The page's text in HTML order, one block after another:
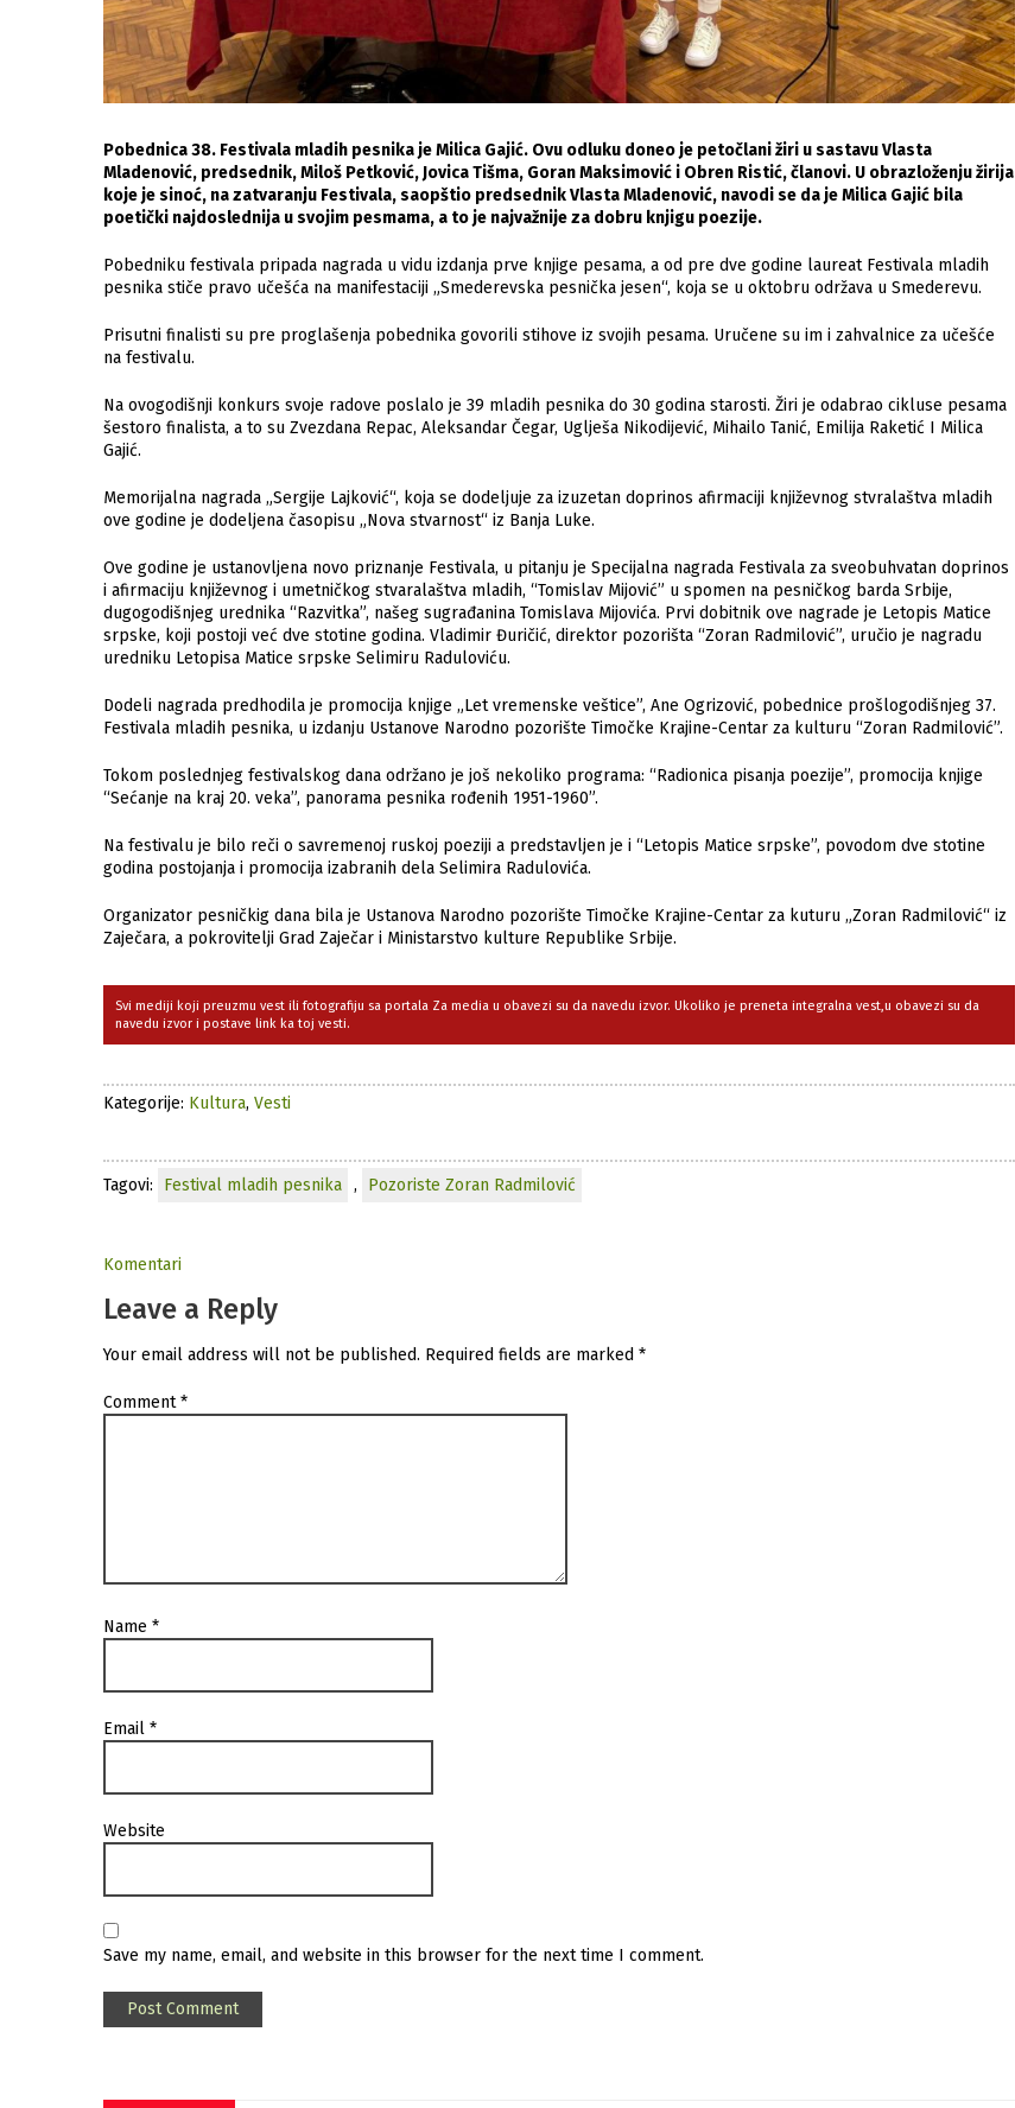
Pobednica 38. Festivala mladih pesnika je Milica Gajić. Ovu odluku doneo je petočlani žiri u sastavu Vlasta
Mladenović, predsednik, Miloš Petković, Jovica Tišma, Goran Maksimović i Obren Ristić, članovi. U obrazloženju žirija
koje je sinoć, na zatvaranju Festivala, saopštio predsednik Vlasta Mladenović, navodi se da je Milica Gajić bila
poetički najdoslednija u svojim pesmama, a to je najvažnije za dobru knjigu poezije.
Pobedniku festivala pripada nagrada u vidu izdanja prve knjige pesama, a od pre dve godine laureat Festivala mladih
pesnika stiče pravo učešća na manifestaciji „Smederevska pesnička jesen“, koja se u oktobru održava u Smederevu.
Prisutni finalisti su pre proglašenja pobednika govorili stihove iz svojih pesama. Uručene su im i zahvalnice za učešće
na festivalu.
Na ovogodišnji konkurs svoje radove poslalo je 39 mladih pesnika do 30 godina starosti. Žiri je odabrao cikluse pesama
šestoro finalista, a to su Zvezdana Repac, Aleksandar Čegar, Uglješa Nikodijević, Mihailo Tanić, Emilija Raketić I Milica
Gajić.
Memorijalna nagrada „Sergije Lajković“, koja se dodeljuje za izuzetan doprinos afirmaciji književnog stvralaštva mladih
ove godine je dodeljena časopisu „Nova stvarnost“ iz Banja Luke.
Ove godine je ustanovljena novo priznanje Festivala, u pitanju je Specijalna nagrada Festivala za sveobuhvatan doprinos
i afirmaciju književnog i umetničkog stvaralaštva mladih, “Tomislav Mijović” u spomen na pesničkog barda Srbije,
dugogodišnjeg urednika “Razvitka”, našeg sugrađanina Tomislava Mijovića. Prvi dobitnik ove nagrade je Letopis Matice
srpske, koji postoji već dve stotine godina. Vladimir Đuričić, direktor pozorišta “Zoran Radmilović”, uručio je nagradu
uredniku Letopisa Matice srpske Selimiru Raduloviću.
Dodeli nagrada predhodila je promocija knjige „Let vremenske veštice”, Ane Ogrizović, pobednice prošlogodišnjeg 37.
Festivala mladih pesnika, u izdanju Ustanove Narodno pozorište Timočke Krajine-Centar za kulturu “Zoran Radmilović”.
Tokom poslednjeg festivalskog dana održano je još nekoliko programa: “Radionica pisanja poezije”, promocija knjige
“Sećanje na kraj 20. veka”, panorama pesnika rođenih 1951-1960”.
Na festivalu je bilo reči o savremenoj ruskoj poeziji a predstavljen je i “Letopis Matice srpske”, povodom dve stotine
godina postojanja i promocija izabranih dela Selimira Radulovića.
Organizator pesničkig dana bila je Ustanova Narodno pozorište Timočke Krajine-Centar za kuturu „Zoran Radmilović“ iz
Zaječara, a pokrovitelji Grad Zaječar i Ministarstvo kulture Republike Srbije.
Svi mediji koji preuzmu vest ili fotografiju sa portala Za media u obavezi su da navedu izvor. Ukoliko je preneta integralna vest,u obavezi su da
navedu izvor i postave link ka toj vesti.
Kategorije: Kultura, Vesti
Tagovi: Festival mladih pesnika , Pozoriste Zoran Radmilović
Komentari
Leave a Reply
Your email address will not be published. Required fields are marked *
Comment*
Name *
Email *
Website
Save my name, email, and website in this browser for the next time I comment.